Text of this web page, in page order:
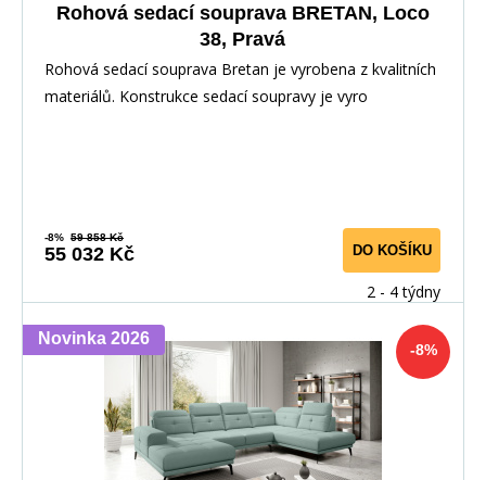
Rohová sedací souprava BRETAN, Loco
38, Pravá
Rohová sedací souprava Bretan je vyrobena z kvalitních
materiálů. Konstrukce sedací soupravy je vyro
-8% 59 858 Kč
55 032 Kč DO KOŠÍKU
2 - 4 týdny
-8%
Novinka 2026